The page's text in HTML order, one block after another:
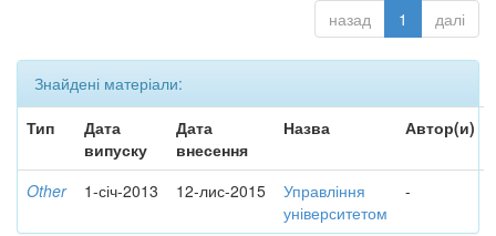
назад 1 далі
Знайдені матеріали:
Тип
Дата
випуску
Дата
внесення
Назва Автор(и)
Other 1-січ-2013 12-лис-2015
Управління
університетом
-